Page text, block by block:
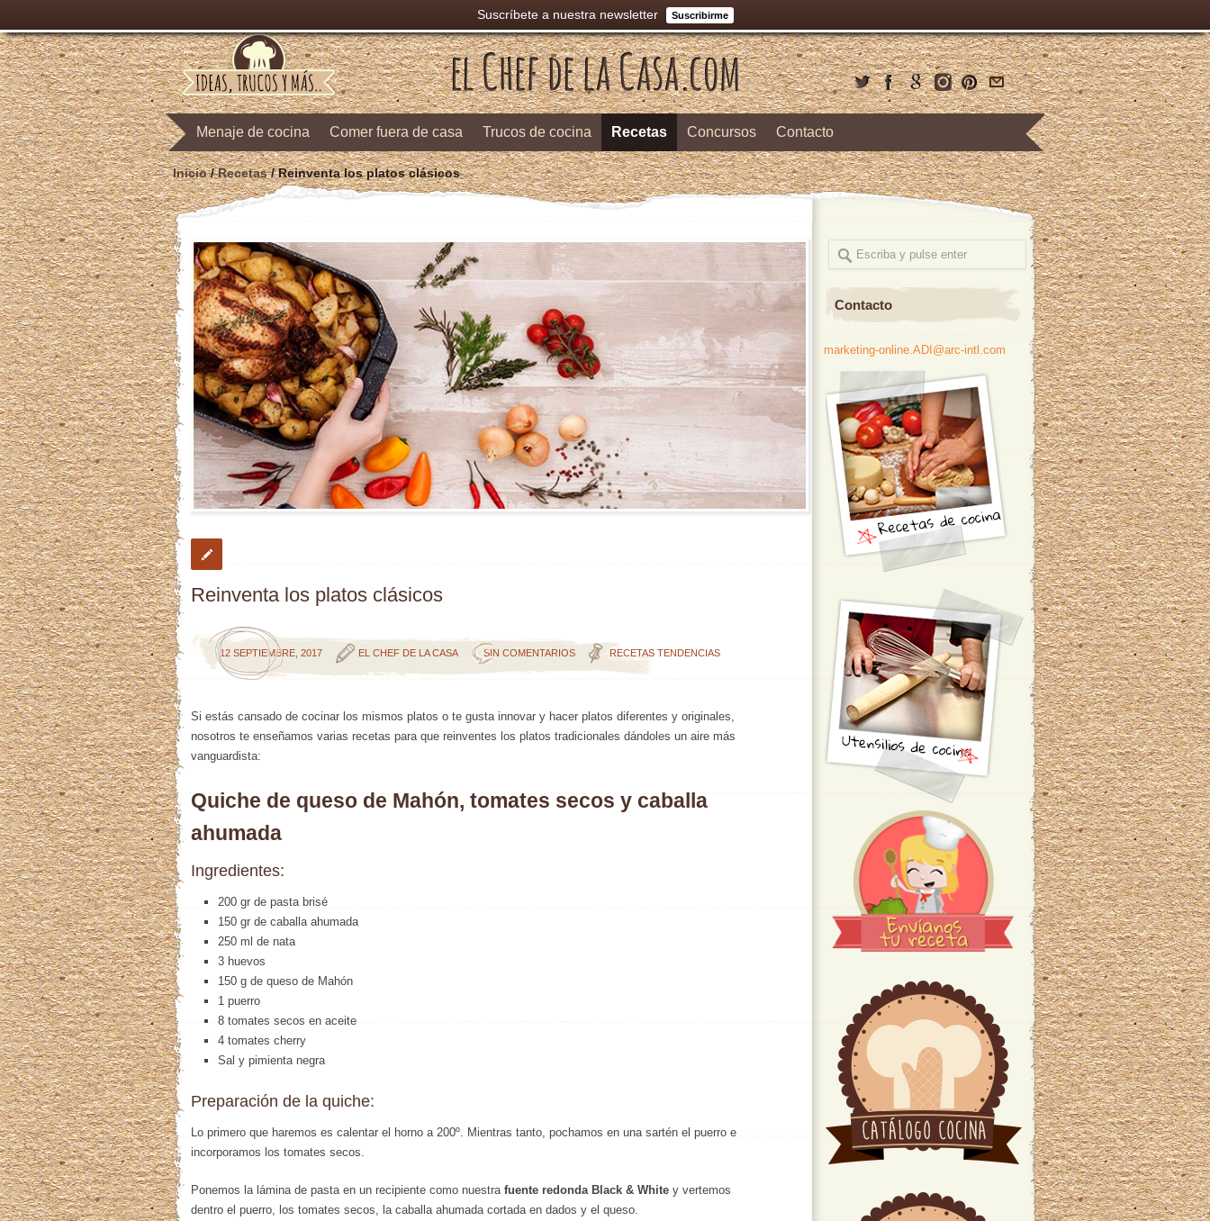
Suscríbete a nuestra newsletter Suscribirme
Menaje de cocina Comer fuera de casa Trucos de cocina Recetas Concursos Contacto
Inicio/Recetas/Reinventa los platos clásicos
Reinventa los platos clásicos
12 SEPTIEMBRE, 2017 EL CHEF DE LA CASA SIN COMENTARIOS RECETAS TENDENCIAS
Si estás cansado de cocinar los mismos platos o te gusta innovar y hacer platos diferentes y originales,
nosotros te enseñamos varias recetas para que reinventes los platos tradicionales dándoles un aire más
vanguardista:
Quiche de queso de Mahón, tomates secos y caballa
ahumada
Ingredientes:
200 gr de pasta brisé
150 gr de caballa ahumada
250 ml de nata
3 huevos
150 g de queso de Mahón
1 puerro
8 tomates secos en aceite
4 tomates cherry
Sal y pimienta negra
Preparación de la quiche:
Lo primero que haremos es calentar el horno a 200º. Mientras tanto, pochamos en una sartén el puerro e
incorporamos los tomates secos.
Ponemos la lámina de pasta en un recipiente como nuestra fuente redonda Black & White y vertemos
dentro el puerro, los tomates secos, la caballa ahumada cortada en dados y el queso.
Contacto
marketing-online.ADI@arc-intl.com